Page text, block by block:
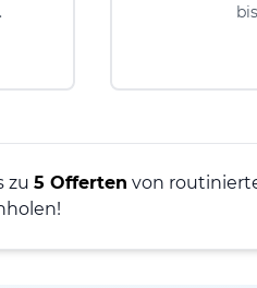
zu 5 Offerten von